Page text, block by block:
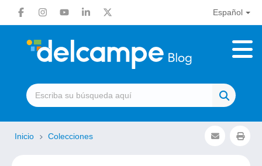
Español
Inicio Colecciones